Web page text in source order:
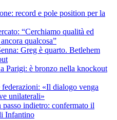
record e pole position per la
“Cerchiamo qualità ed
qualcosa”
Greg è quarto. Betlehem
Parigi: è bronzo nella knockout
«Il dialogo venga
unilaterali»
indietro: confermato il
Infantino